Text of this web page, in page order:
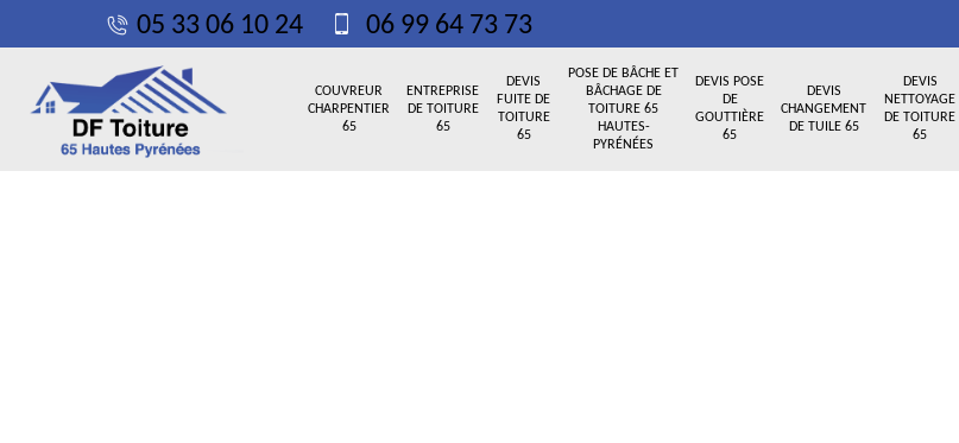
05 33 06 10 24 06 99 64 73 73
COUVREUR
CHARPENTIER
65
ENTREPRISE
DE TOITURE
65
DEVIS
FUITE DE
TOITURE
65
POSE DE BÂCHE ET
BÂCHAGE DE
TOITURE 65
HAUTES-
PYRÉNÉES
DEVIS POSE
DE
GOUTTIÈRE
65
DEVIS
CHANGEMENT
DE TUILE 65
DEVIS
NETTOYAGE
DE TOITURE
65